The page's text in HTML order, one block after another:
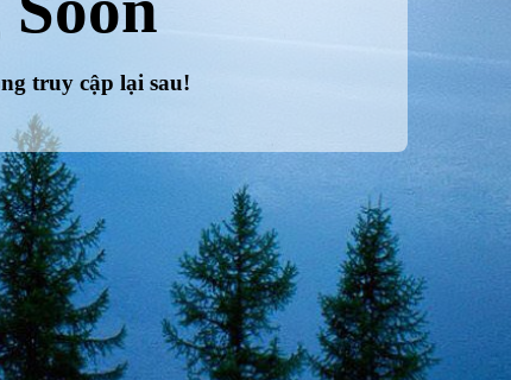
truy cập lại sau!